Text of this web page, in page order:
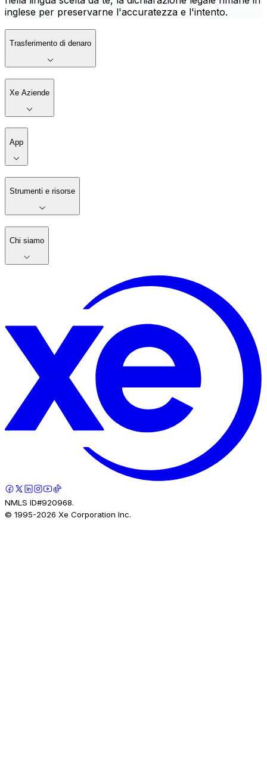
inglese per preservarne l'accuratezza e l'intento.
Trasferimento di denaro
Xe Aziende
App
Strumenti e risorse
Chi siamo
NMLS ID#920968.
© 1995-2026 Xe Corporation Inc.